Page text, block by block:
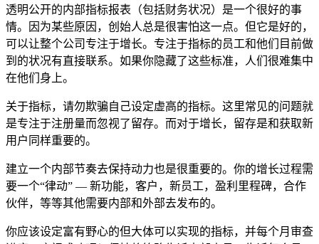
透明公开的内部指标报表（包括财务状况）是一个很好的事
情。因为某些原因，创始人总是很害怕这一点。但它是好的，
可以让整个公司专注于增长。专注于指标的员工和他们目前做
到的状况有直接联系。如果你隐藏了这些标准，人们很难集中
在他们身上。
关于指标，请勿欺骗自己设定虚高的指标。这里常见的问题就
是专注于注册量而忽视了留存。而对于增长，留存是和获取新
用户同样重要的。
建立一个内部节奏去保持动力也是很重要的。你的增长过程需
要一个“律动” — 新功能，客户，新员工，盈利里程碑，合作
伙伴，等等其他需要内部和外部去发布的。
你应该设定富有野心的但大体可以实现的指标，并每个月审查